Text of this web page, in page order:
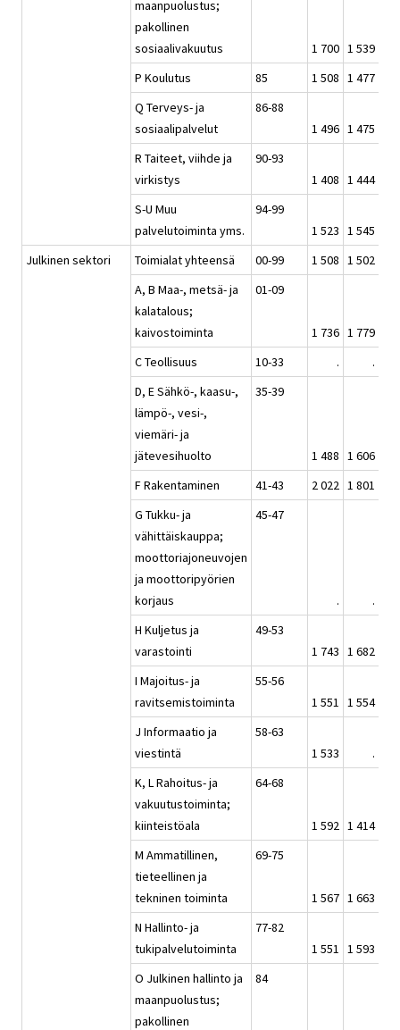
maanpuolustus;
pakollinen
sosiaalivakuutus
1 700 1 539
P Koulutus
85 1 508 1 477
Q Terveys- ja
sosiaalipalvelut
86-88
1 496 1 475
R Taiteet, viihde ja
virkistys
90-93
1 408 1 444
S-U Muu
palvelutoiminta yms.
94-99
1 523 1 545
Julkinen sektori
Toimialat yhteensä 00-99 1 508 1 502
A, B Maa-, metsä- ja
kalatalous;
kaivostoiminta
01-09
1 736 1 779
C Teollisuus
10-33 .
.
D, E Sähkö-, kaasu-,
lämpö-, vesi-,
viemäri- ja
jätevesihuolto
35-39
1 488 1 606
F Rakentaminen
41-43 2 022 1 801
G Tukku- ja
vähittäiskauppa;
moottoriajoneuvojen
ja moottoripyörien
korjaus
45-47
.
.
H Kuljetus ja
varastointi
49-53
1 743 1 682
I Majoitus- ja
ravitsemistoiminta
55-56
1 551 1 554
J Informaatio ja
viestintä
58-63
1 533
.
K, L Rahoitus- ja
vakuutustoiminta;
kiinteistöala
64-68
1 592 1 414
M Ammatillinen,
tieteellinen ja
tekninen toiminta
69-75
1 567 1 663
N Hallinto- ja
tukipalvelutoiminta
77-82
1 551 1 593
O Julkinen hallinto ja
maanpuolustus;
pakollinen
84